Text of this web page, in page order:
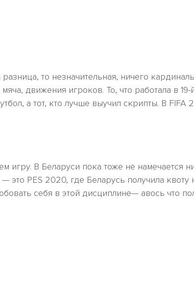
то незначительная, ничего
движения игроков. То, что работала в 19-
а тот, кто лучше выучил скрипты. В FIFA
игру. В Беларуси пока тоже не намечается
это PES 2020, где Беларусь получила
себя в этой дисциплине— авось что